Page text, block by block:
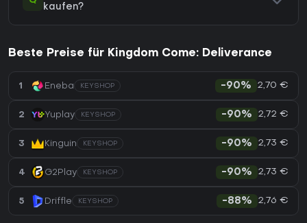
kaufen?
Beste Preise für Kingdom Come: Deliverance
1 Eneba KEYSHOP -90% 2,70 €
2 Yuplay KEYSHOP -90% 2,72 €
3 Kinguin KEYSHOP -90% 2,73 €
4 G2Play KEYSHOP -90% 2,73 €
5 Driffle KEYSHOP -88% 2,76 €